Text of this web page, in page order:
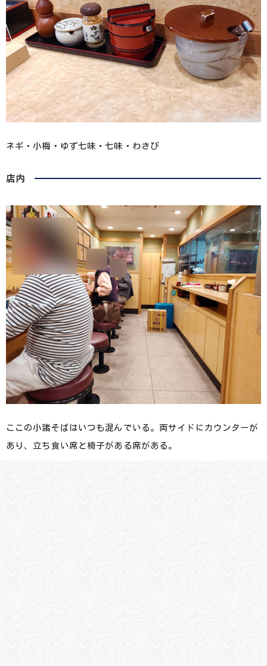
ネギ・小梅・ゆず七味・七味・わさび
店内
ここの小諸そばはいつも混んでいる。両サイドにカウンターが
あり、立ち食い席と椅子がある席がある。